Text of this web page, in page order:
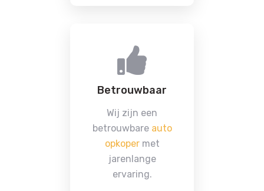
Betrouwbaar
Wij zijn een
betrouwbare auto
opkopermet
jarenlange
ervaring.